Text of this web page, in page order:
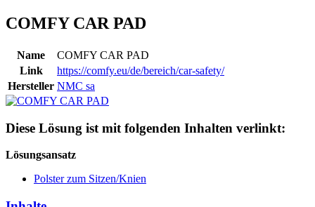
COMFY CAR PAD
Name
COMFY CAR PAD
Link
https://comfy.eu/de/bereich/car-safety/
Hersteller NMC sa
Diese Lösung ist mit folgenden Inhalten verlinkt:
Lösungsansatz
Polster zum Sitzen/Knien